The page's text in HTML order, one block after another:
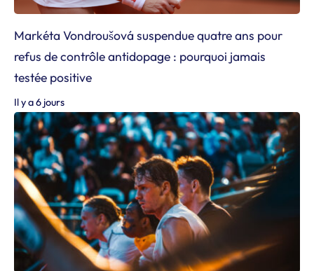
Markéta Vondroušová suspendue quatre ans pour
refus de contrôle antidopage : pourquoi jamais
testée positive
Il y a 6 jours